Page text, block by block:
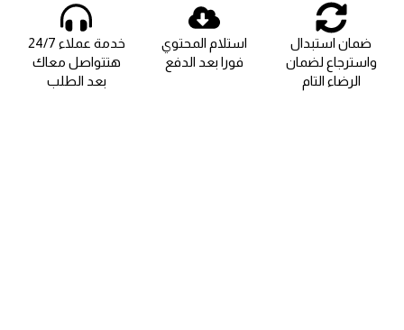
ضمان استبدال
واسترجاع لضمان
الرضاء التام
استلام المحتوي
فورا بعد الدفع
خدمة عملاء 24/7
هتتواصل معاك
بعد الطلب